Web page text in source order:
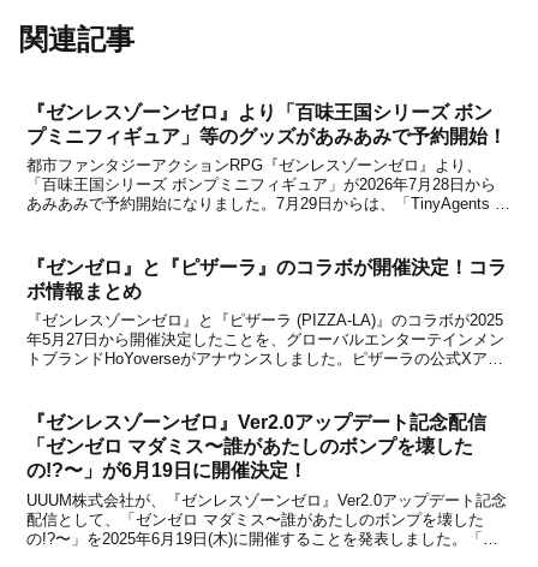
関連記事
『ゼンレスゾーンゼロ』より「百味王国シリーズ ボン
プミニフィギュア」等のグッズがあみあみで予約開始！
都市ファンタジーアクションRPG『ゼンレスゾーンゼロ』より、
「百味王国シリーズ ボンプミニフィギュア」が2026年7月28日から
あみあみで予約開始になりました。7月29日からは、「TinyAgents ト
『ゼンゼロ』と『ピザーラ』のコラボが開催決定！コラ
ボ情報まとめ
『ゼンレスゾーンゼロ』と『ピザーラ (PIZZA-LA)』のコラボが2025
年5月27日から開催決定したことを、グローバルエンターテインメン
トブランドHoYoverseがアナウンスしました。ピザーラの公式Xアカ
『ゼンレスゾーンゼロ』Ver2.0アップデート記念配信
「ゼンゼロ マダミス〜誰があたしのボンプを壊した
の!?〜」が6月19日に開催決定！
UUUM株式会社が、『ゼンレスゾーンゼロ』Ver2.0アップデート記念
配信として、「ゼンゼロ マダミス〜誰があたしのボンプを壊した
の!?〜」を2025年6月19日(木)に開催することを発表しました。「ゼ